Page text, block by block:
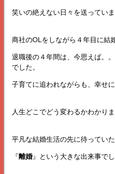
笑いの絶えない日々を送ってい
商社のOLをしながら４年目に結
退職後の４年間は、今思えば。
でした。
子育てに追われながらも、幸せ
人生どこでどう変わるかわかりま
平凡な結婚生活の先に待ってい
『離婚』という大きな出来事でし